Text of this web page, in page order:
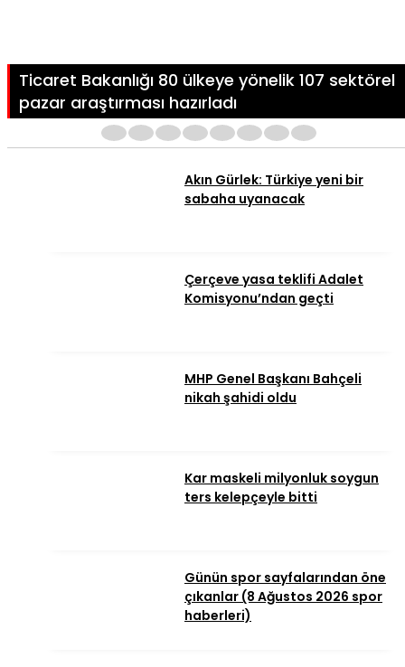
Ticaret Bakanlığı 80 ülkeye yönelik 107 sektörel
pazar araştırması hazırladı
Akın Gürlek: Türkiye yeni bir
sabaha uyanacak
Çerçeve yasa teklifi Adalet
Komisyonu’ndan geçti
MHP Genel Başkanı Bahçeli
nikah şahidi oldu
Kar maskeli milyonluk soygun
ters kelepçeyle bitti
Günün spor sayfalarından öne
çıkanlar (8 Ağustos 2026 spor
haberleri)